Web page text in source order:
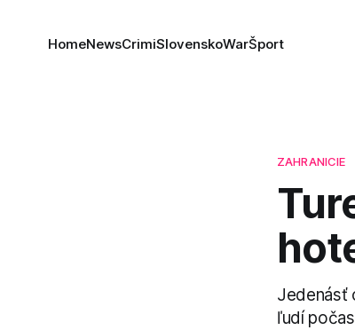
HomeNewsCrimiSlovenskoWarŠport
ZAHRANICIE
Jedenásť
ľudí